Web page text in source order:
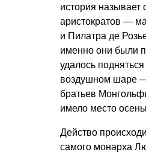
история называет
аристократов —
и Пилатра де
именно они были
удалось
воздушном шаре
братьев
имело место
Действо
самого монарха